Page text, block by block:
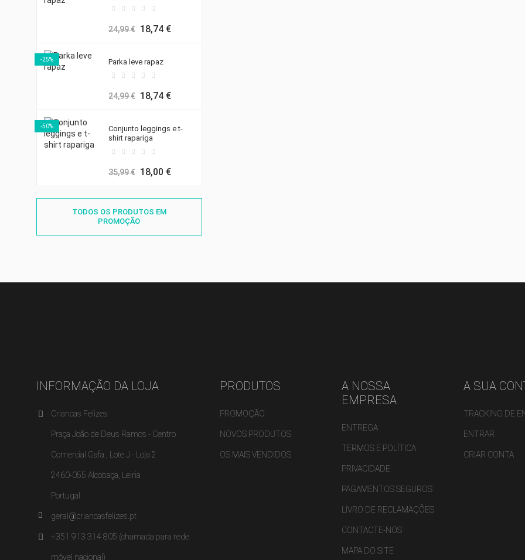
24,99 € 18,74 €
-25% Parka leve rapaz
24,99 € 18,74 €
-50%
Conjunto leggings e t-
shirt rapariga
35,99 € 18,00 €
TODOS OS PRODUTOS EM
PROMOÇÃO
INFORMAÇÃO DA LOJA
Criancas Felizes
Praça João de Deus Ramos - Centro
Comercial Gafa , Lote J - Loja 2
2460-055 Alcobaça, Leiria
Portugal
geral@criancasfelizes.pt
+351 913 314 805 (chamada para rede
móvel nacional)
PRODUTOS
PROMOÇÃO
NOVOS PRODUTOS
OS MAIS VENDIDOS
A NOSSA
EMPRESA
ENTREGA
TERMOS E POLÍTICA
PRIVACIDADE
PAGAMENTOS SEGUROS
LIVRO DE RECLAMAÇÕES
CONTACTE-NOS
MAPA DO SITE
A SUA
TRACKING DE
ENTRAR
CRIAR CONTA